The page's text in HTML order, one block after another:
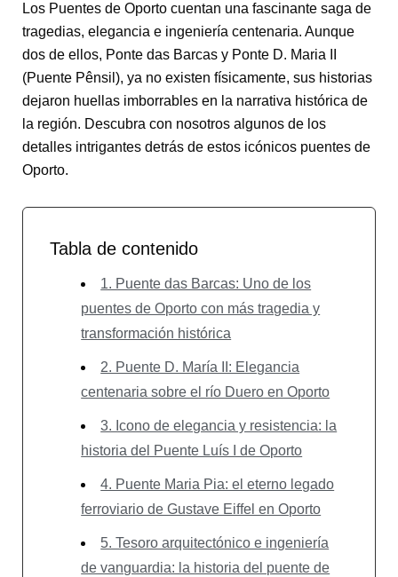
Los Puentes de Oporto cuentan una fascinante saga de
tragedias, elegancia e ingeniería centenaria. Aunque
dos de ellos, Ponte das Barcas y Ponte D. Maria II
(Puente Pênsil), ya no existen físicamente, sus historias
dejaron huellas imborrables en la narrativa histórica de
la región. Descubra con nosotros algunos de los
detalles intrigantes detrás de estos icónicos puentes de
Oporto.
Tabla de contenido
1. Puente das Barcas: Uno de los
puentes de Oporto con más tragedia y
transformación histórica
2. Puente D. María II: Elegancia
centenaria sobre el río Duero en Oporto
3. Icono de elegancia y resistencia: la
historia del Puente Luís I de Oporto
4. Puente Maria Pia: el eterno legado
ferroviario de Gustave Eiffel en Oporto
5. Tesoro arquitectónico e ingeniería
de vanguardia: la historia del puente de